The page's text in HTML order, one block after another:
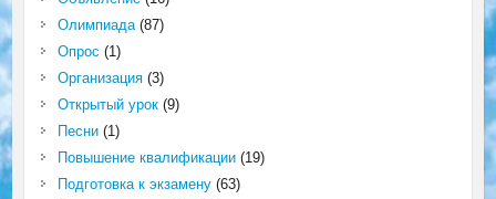
Олимпиада(87)
Опрос (1)
Организация(3)
Открытый урок(9)
Песни(1)
Повышение квалификации(19)
Подготовка к экзамену(63)